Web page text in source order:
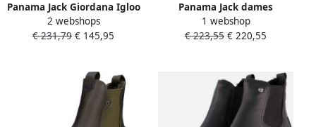
Panama Jack Giordana Igloo
Travelling B1 Enkellaarsjes
voor dames zwart
2 webshops
€ 231,79 € 145,95
Panama Jack dames
Chelsea-laars zwart
1 webshop
€ 223,55 € 220,55